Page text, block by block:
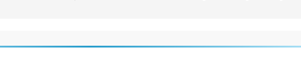
- GADAI HUKUM JAMINAN - GADAI